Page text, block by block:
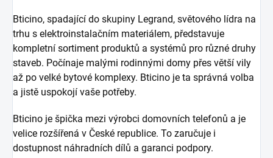
Bticino, spadající do skupiny Legrand, světového lídra na
trhu s elektroinstalačním materiálem, představuje
kompletní sortiment produktů a systémů pro různé druhy
staveb. Počínaje malými rodinnými domy přes větší vily
až po velké bytové komplexy. Bticino je ta správná volba
a jistě uspokojí vaše potřeby.
Bticino je špička mezi výrobci domovních telefonů a je
velice rozšířená v České republice. To zaručuje i
dostupnost náhradních dílů a garanci podpory.